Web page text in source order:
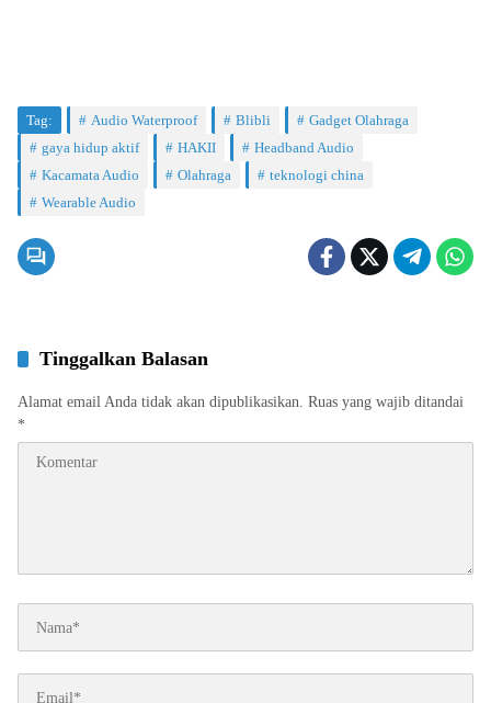
Tag: Audio Waterproof Blibli
Gadget Olahraga
gaya hidup aktif
HAKII
Headband Audio
Kacamata Audio
Olahraga
teknologi china
Wearable Audio
Tinggalkan Balasan
Alamat email Anda tidak akan dipublikasikan. Ruas yang wajib ditandai
*